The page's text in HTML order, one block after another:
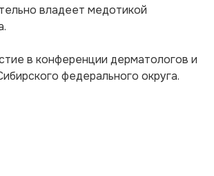
владеет медотикой
в конференции дерматологов и
федерального округа.